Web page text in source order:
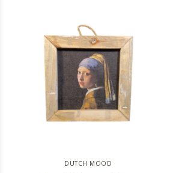
DUTCH MOOD